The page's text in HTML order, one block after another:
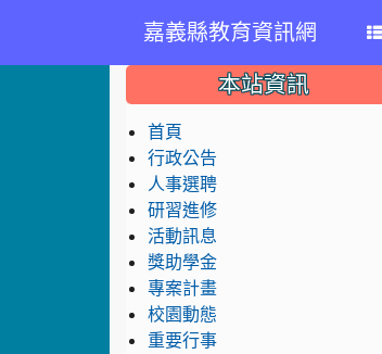
嘉義縣教育資訊網
::: 本站資訊
首頁
行政公告
人事選聘
研習進修
活動訊息
獎助學金
專案計畫
校園動態
重要行事